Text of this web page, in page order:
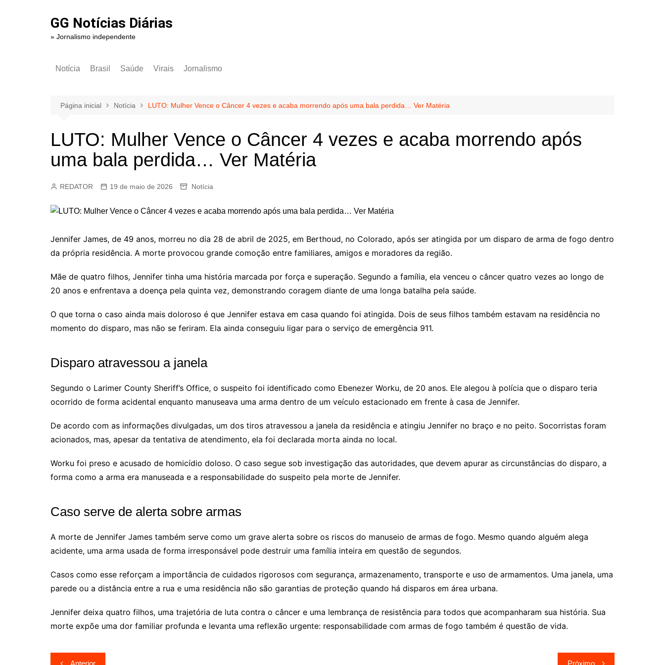
GG Notícias Diárias
» Jornalismo independente
Notícia Brasil Saúde Virais Jornalismo
Página inicial Notícia LUTO: Mulher Vence o Câncer 4 vezes e acaba morrendo após uma bala perdida… Ver Matéria
LUTO: Mulher Vence o Câncer 4 vezes e acaba morrendo após
uma bala perdida… Ver Matéria
REDATOR 19 de maio de 2026 Notícia
Jennifer James, de 49 anos, morreu no dia 28 de abril de 2025, em Berthoud, no Colorado, após ser atingida por um disparo de arma de fogo dentro
da própria residência. A morte provocou grande comoção entre familiares, amigos e moradores da região.
Mãe de quatro filhos, Jennifer tinha uma história marcada por força e superação. Segundo a família, ela venceu o câncer quatro vezes ao longo de
20 anos e enfrentava a doença pela quinta vez, demonstrando coragem diante de uma longa batalha pela saúde.
O que torna o caso ainda mais doloroso é que Jennifer estava em casa quando foi atingida. Dois de seus filhos também estavam na residência no
momento do disparo, mas não se feriram. Ela ainda conseguiu ligar para o serviço de emergência 911.
Disparo atravessou a janela
Segundo o Larimer County Sheriff’s Office, o suspeito foi identificado como Ebenezer Worku, de 20 anos. Ele alegou à polícia que o disparo teria
ocorrido de forma acidental enquanto manuseava uma arma dentro de um veículo estacionado em frente à casa de Jennifer.
De acordo com as informações divulgadas, um dos tiros atravessou a janela da residência e atingiu Jennifer no braço e no peito. Socorristas foram
acionados, mas, apesar da tentativa de atendimento, ela foi declarada morta ainda no local.
Worku foi preso e acusado de homicídio doloso. O caso segue sob investigação das autoridades, que devem apurar as circunstâncias do disparo, a
forma como a arma era manuseada e a responsabilidade do suspeito pela morte de Jennifer.
Caso serve de alerta sobre armas
A morte de Jennifer James também serve como um grave alerta sobre os riscos do manuseio de armas de fogo. Mesmo quando alguém alega
acidente, uma arma usada de forma irresponsável pode destruir uma família inteira em questão de segundos.
Casos como esse reforçam a importância de cuidados rigorosos com segurança, armazenamento, transporte e uso de armamentos. Uma janela, uma
parede ou a distância entre a rua e uma residência não são garantias de proteção quando há disparos em área urbana.
Jennifer deixa quatro filhos, uma trajetória de luta contra o câncer e uma lembrança de resistência para todos que acompanharam sua história. Sua
morte expõe uma dor familiar profunda e levanta uma reflexão urgente: responsabilidade com armas de fogo também é questão de vida.